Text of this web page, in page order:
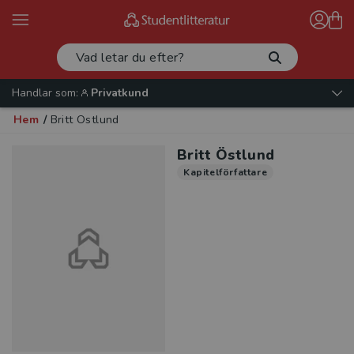
Handlar som:
Privatkund
Hem / Britt Östlund
Britt Östlund
Kapitelförfattare